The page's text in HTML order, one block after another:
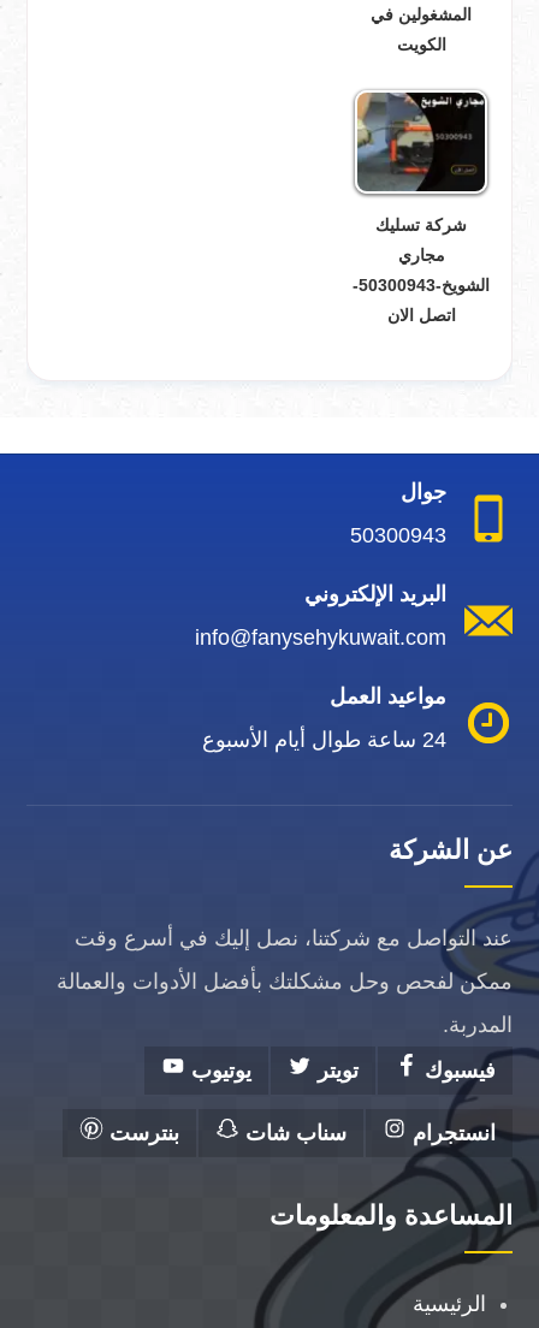
المشغولين في
الكويت
شركة تسليك
مجاري
الشويخ-50300943-
اتصل الان
جوال
50300943
البريد الإلكتروني
info@fanysehykuwait.com
مواعيد العمل
24 ساعة طوال أيام الأسبوع
عن الشركة
عند التواصل مع شركتنا، نصل إليك في أسرع وقت
ممكن لفحص وحل مشكلتك بأفضل الأدوات والعمالة
المدربة.
فيسبوك
تويتر يوتيوب
انستجرام سناب شات بنترست
المساعدة والمعلومات
الرئيسية